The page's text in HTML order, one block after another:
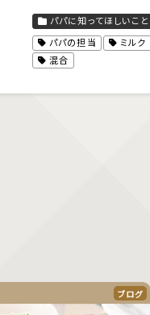
パパに知ってほしいこと
パパの担当
ミルク
混合
ブログ